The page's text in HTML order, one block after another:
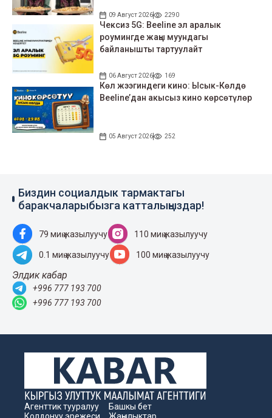
09 Август 2026 2290
Чексиз 5G: Beeline эл аралык
роумингде жаңы муундагы
байланышты тартуулайт
06 Август 2026 169
Көл жээгиндеги кино: Ысык-Көлдө
Beeline’дан акысыз кино көрсөтүлөр
05 Август 2026 252
Биздин социалдык тармактагы
баракчаларыбызга катталыңыздар!
79 миң жазылуучу 110 миң жазылуучу
0.1 миң жазылуучу 100 миң жазылуучу
Элдик кабар
+996 777 193 700
+996 777 193 700
Агенттик тууралуу
Колдонуу эрежеси
Башкы бет
Жаңылыктар